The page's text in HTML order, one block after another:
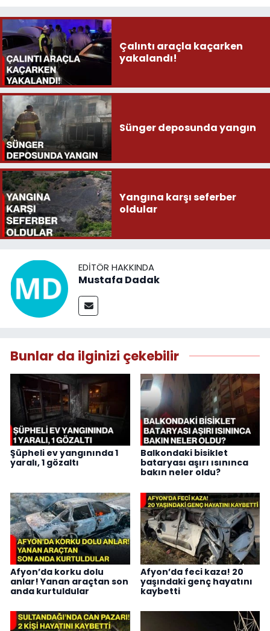
Çalıntı araçla kaçarken
yakalandı!
Sünger deposunda yangın
Yangına karşı seferber
oldular
EDITÖR HAKKINDA
Mustafa Dadak
Bunlar da ilginizi çekebilir
Şüpheli ev yangınında 1
yaralı, 1 gözaltı
Balkondaki bisiklet
bataryası aşırı ısınınca
bakın neler oldu?
Afyon’da korku dolu
anlar! Yanan araçtan son
anda kurtuldular
Afyon’da feci kaza! 20
yaşındaki genç hayatını
kaybetti